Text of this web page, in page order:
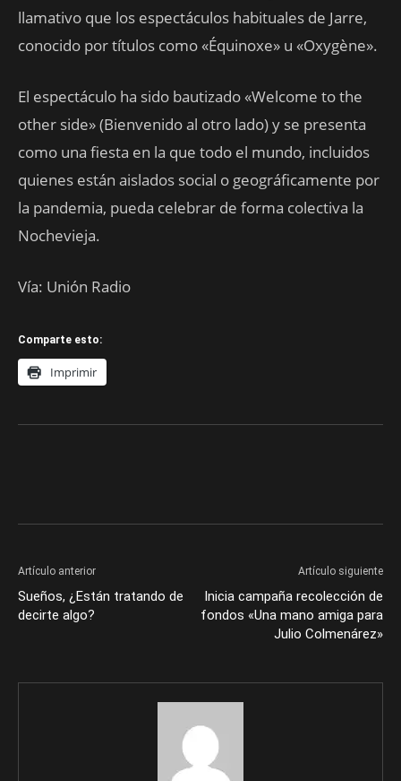
llamativo que los espectáculos habituales de Jarre,
conocido por títulos como «Équinoxe» u «Oxygène».
El espectáculo ha sido bautizado «Welcome to the
other side» (Bienvenido al otro lado) y se presenta
como una fiesta en la que todo el mundo, incluidos
quienes están aislados social o geográficamente por
la pandemia, pueda celebrar de forma colectiva la
Nochevieja.
Vía: Unión Radio
Comparte esto:
Imprimir
Artículo anterior
Sueños, ¿Están tratando de
decirte algo?
Artículo siguiente
Inicia campaña recolección de
fondos «Una mano amiga para
Julio Colmenárez»